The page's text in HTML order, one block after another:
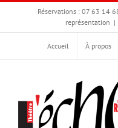
Passer
Réservations : 07 63 14
représentation |
Accueil À propos